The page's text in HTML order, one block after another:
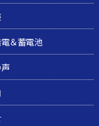
＆蓄電池